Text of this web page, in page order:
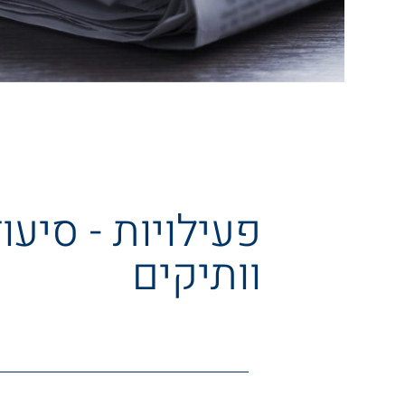
פעילויות -
וותיקים